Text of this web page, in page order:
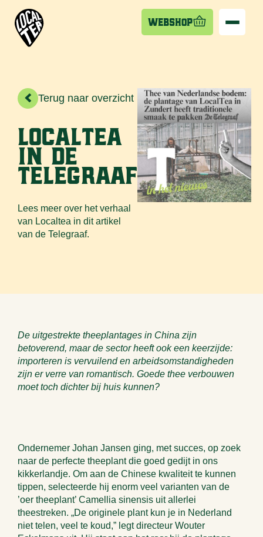
Webshop
> Terug naar overzicht
LocalTea
in de
Telegraaf
Lees meer over het verhaal
van Localtea in dit artikel
van de Telegraaf.
De uitgestrekte theeplantages in China zijn
betoverend, maar de sector heeft ook een keerzijde:
importeren is vervuilend en arbeidsomstandigheden
zijn er verre van romantisch. Goede thee verbouwen
moet toch dichter bij huis kunnen?
Ondernemer Johan Jansen ging, met succes, op zoek
naar de perfecte theeplant die goed gedijt in ons
kikkerlandje. Om aan de Chinese kwaliteit te kunnen
tippen, selecteerde hij enorm veel varianten van de
’oer theeplant’ Camellia sinensis uit allerlei
theestreken. „De originele plant kun je in Nederland
niet telen, veel te koud,” legt directeur Wouter